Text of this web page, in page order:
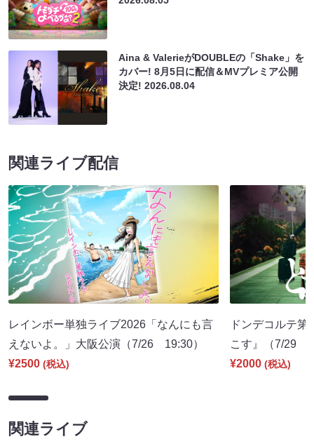
Aina & ValerieがDOUBLEの「Shake」を
カバー! 8月5日に配信＆MVプレミア公開
決定!2026.08.04
関連ライブ配信
レインボー単独ライブ2026「なんにも言
えないよ。」大阪公演（7/26 19:30）
¥2500 (税込)
ドンデコルテ
こす』（7/29
¥2000 (税込)
関連ライブ